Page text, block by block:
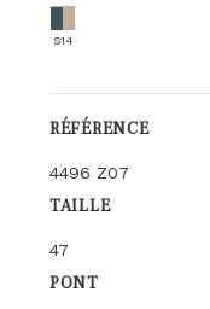
S14
RÉFÉRENCE
4496 Z07
TAILLE
47
PONT